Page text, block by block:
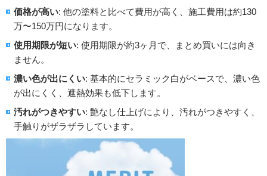
価格が高い: 他の塗料と比べて費用が高く、施工費用は約130
万〜150万円になります。
使用期限が短い: 使用期限が約3ヶ月で、まとめ買いには向き
ません。
濃い色が出にくい: 基本的にセラミック白がベースで、濃い色
が出にくく、遮熱効果も低下します。
汚れがつきやすい: 艶なし仕上げにより、汚れがつきやすく、
手触りがザラザラしています。